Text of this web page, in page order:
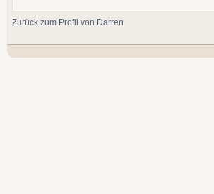
Zurück zum Profil von Darren